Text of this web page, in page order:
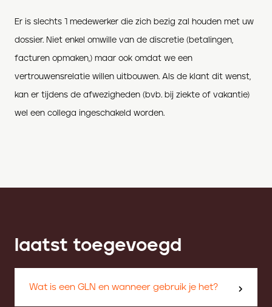
Er is slechts 1 medewerker die zich bezig zal houden met uw
dossier. Niet enkel omwille van de discretie (betalingen,
facturen opmaken,) maar ook omdat we een
vertrouwensrelatie willen uitbouwen. Als de klant dit wenst,
kan er tijdens de afwezigheden (bvb. bij ziekte of vakantie)
wel een collega ingeschakeld worden.
laatst toegevoegd
Wat is een GLN en wanneer gebruik je het?